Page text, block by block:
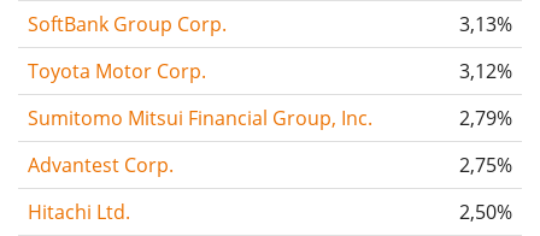
SoftBank Group Corp.
3,13%
Toyota Motor Corp.
3,12%
Sumitomo Mitsui Financial Group, Inc.
2,79%
Advantest Corp.
2,75%
Hitachi Ltd.
2,50%